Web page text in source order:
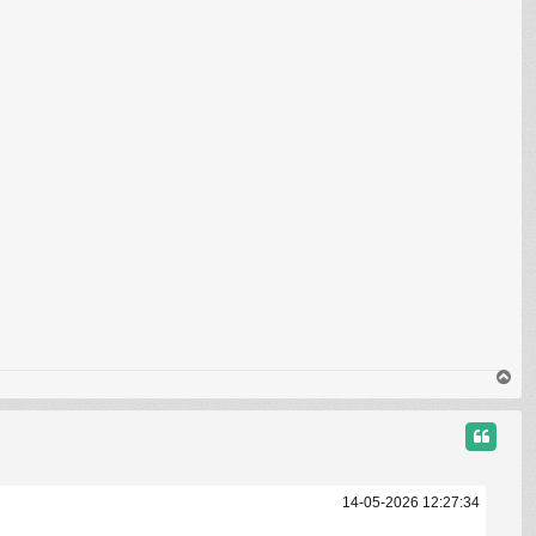
a
u
14-05-2026 12:27:34